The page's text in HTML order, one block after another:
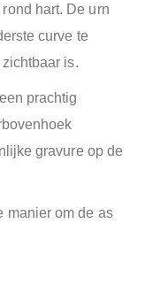
hart. De urn
curve te
is.
prachtig
gravure op de
manier om de as